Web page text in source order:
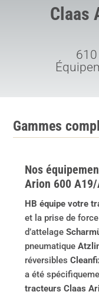
Claas
Gammes
Nos
Arion 600
HB équipe votre
et la prise de
d’attelage
pneumatique
réversibles
a été
tracteurs Claas